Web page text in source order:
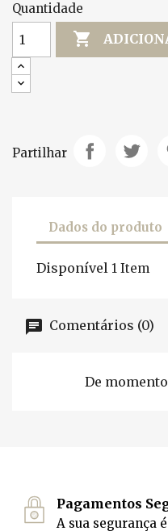
Quantidade

Partilhar
Dados do produto
Disponível 1 Item
Comentários (0)
De
Pagamentos
A sua segurança